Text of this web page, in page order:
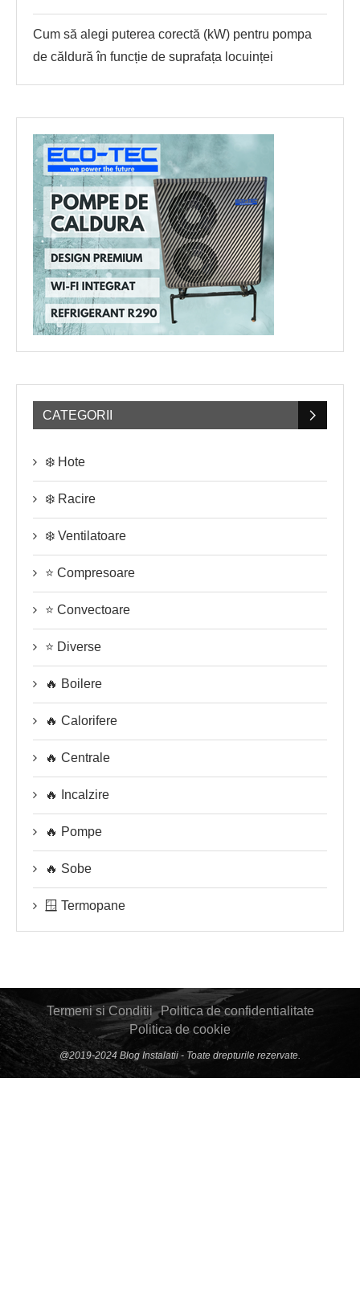
Cum să alegi puterea corectă (kW) pentru pompa
de căldură în funcție de suprafața locuinței
CATEGORII
❄️ Hote
❄️ Racire
❄️ Ventilatoare
⭐ Compresoare
⭐ Convectoare
⭐ Diverse
🔥 Boilere
🔥 Calorifere
🔥 Centrale
🔥 Incalzire
🔥 Pompe
🔥 Sobe
🪟 Termopane
Termeni si Conditii Politica de confidentialitate
Politica de cookie
@2019-2024 Blog Instalatii - Toate drepturile rezervate.